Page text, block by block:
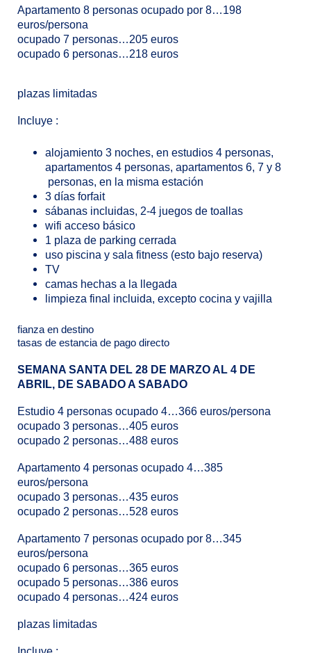
Apartamento 8 personas ocupado por 8…198
euros/persona
ocupado 7 personas…205 euros
ocupado 6 personas…218 euros
plazas limitadas
Incluye :
alojamiento 3 noches, en estudios 4 personas,
apartamentos 4 personas, apartamentos 6, 7 y 8
personas, en la misma estación
3 días forfait
sábanas incluidas, 2-4 juegos de toallas
wifi acceso básico
1 plaza de parking cerrada
uso piscina y sala fitness (esto bajo reserva)
TV
camas hechas a la llegada
limpieza final incluida, excepto cocina y vajilla
fianza en destino
tasas de estancia de pago directo
SEMANA SANTA DEL 28 DE MARZO AL 4 DE
ABRIL, DE SABADO A SABADO
Estudio 4 personas ocupado 4…366 euros/persona
ocupado 3 personas…405 euros
ocupado 2 personas…488 euros
Apartamento 4 personas ocupado 4…385
euros/persona
ocupado 3 personas…435 euros
ocupado 2 personas…528 euros
Apartamento 7 personas ocupado por 8…345
euros/persona
ocupado 6 personas…365 euros
ocupado 5 personas…386 euros
ocupado 4 personas…424 euros
plazas limitadas